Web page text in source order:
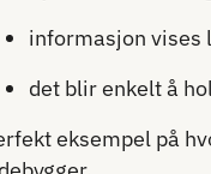
informasjon vises
det blir enkelt å
eksempel på